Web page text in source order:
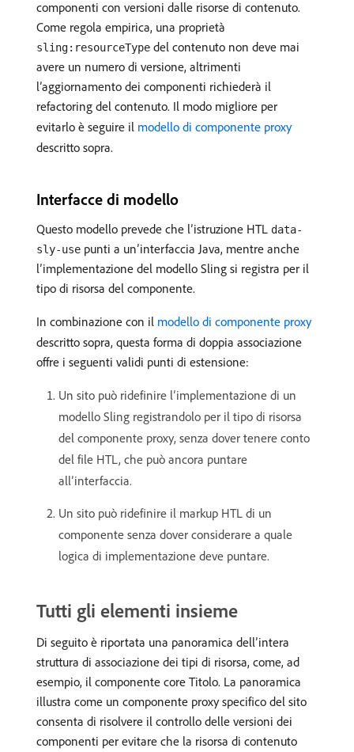
componenti con versioni dalle risorse di contenuto.
Come regola empirica, una proprietà
sling:resourceType del contenuto non deve mai
avere un numero di versione, altrimenti
l’aggiornamento dei componenti richiederà il
refactoring del contenuto. Il modo migliore per
evitarlo è seguire il modello di componente proxy
descritto sopra.
Interfacce di modello
Questo modello prevede che l’istruzione HTL data-
sly-use punti a un’interfaccia Java, mentre anche
l’implementazione del modello Sling si registra per il
tipo di risorsa del componente.
In combinazione con il modello di componente proxy
descritto sopra, questa forma di doppia associazione
offre i seguenti validi punti di estensione:
Un sito può ridefinire l’implementazione di un
modello Sling registrandolo per il tipo di risorsa
del componente proxy, senza dover tenere conto
del file HTL, che può ancora puntare
all’interfaccia.
Un sito può ridefinire il markup HTL di un
componente senza dover considerare a quale
logica di implementazione deve puntare.
Tutti gli elementi insieme
Di seguito è riportata una panoramica dell’intera
struttura di associazione dei tipi di risorsa, come, ad
esempio, il componente core Titolo. La panoramica
illustra come un componente proxy specifico del sito
consenta di risolvere il controllo delle versioni dei
componenti per evitare che la risorsa di contenuto